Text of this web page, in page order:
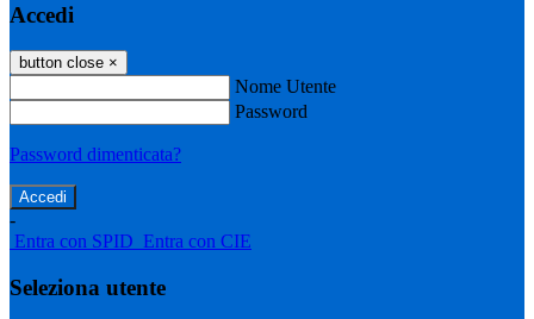
Accedi
button close ×
Nome Utente
Password
Password dimenticata?
-
Entra con SPID Entra con CIE
Seleziona utente